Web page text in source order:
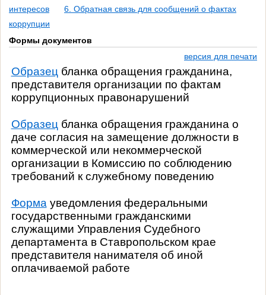
интересов
6. Обратная связь для сообщений о фактах
коррупции
Формы документов
версия для печати
Образецбланка обращения гражданина,
представителя организации по фактам
коррупционных правонарушений
Образец бланка обращения гражданина о
даче согласия на замещение должности в
коммерческой или некоммерческой
организации в Комиссию по соблюдению
требований к служебному поведению
Форма уведомления федеральными
государственными гражданскими
служащими Управления Судебного
департамента в Ставропольском крае
представителя нанимателя об иной
оплачиваемой работе